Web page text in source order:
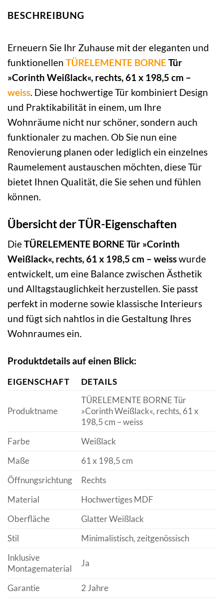
BESCHREIBUNG
Erneuern Sie Ihr Zuhause mit der eleganten und
funktionellen TÜRELEMENTE BORNE Tür
»Corinth Weißlack«, rechts, 61 x 198,5 cm –
weiss . Diese hochwertige Tür kombiniert Design
und Praktikabilität in einem, um Ihre
Wohnräume nicht nur schöner, sondern auch
funktionaler zu machen. Ob Sie nun eine
Renovierung planen oder lediglich ein einzelnes
Raumelement austauschen möchten, diese Tür
bietet Ihnen Qualität, die Sie sehen und fühlen
können.
Übersicht der TÜR-Eigenschaften
DieTÜRELEMENTE BORNE Tür »Corinth
Weißlack«, rechts, 61 x 198,5 cm – weisswurde
entwickelt, um eine Balance zwischen Ästhetik
und Alltagstauglichkeit herzustellen. Sie passt
perfekt in moderne sowie klassische Interieurs
und fügt sich nahtlos in die Gestaltung Ihres
Wohnraumes ein.
Produktdetails auf einen Blick:
EIGENSCHAFT DETAILS
Produktname
TÜRELEMENTE BORNE Tür
»Corinth Weißlack«, rechts, 61 x
198,5 cm – weiss
Farbe
Weißlack
Maße
61 x 198,5 cm
Öffnungsrichtung
Rechts
Material
Hochwertiges MDF
Oberfläche
Glatter Weißlack
Stil
Minimalistisch, zeitgenössisch
Inklusive
Montagematerial
Ja
Garantie 2 Jahre